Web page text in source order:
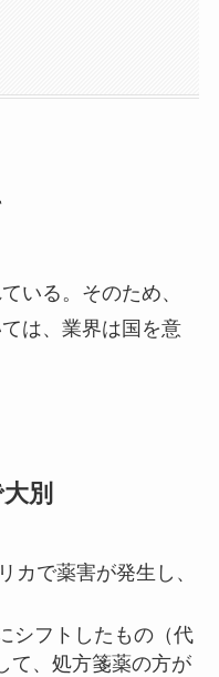
いる。そのため、
は、業界は国を意
別
カで薬害が発生し、
シフトしたもの（代
て、処方箋薬の方が